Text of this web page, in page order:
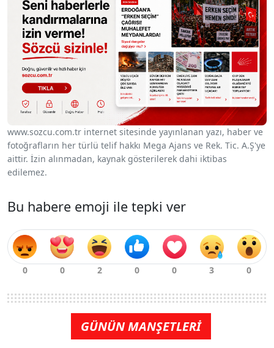
www.sozcu.com.tr internet sitesinde yayınlanan yazı, haber ve
fotoğrafların her türlü telif hakkı Mega Ajans ve Rek. Tic. A.Ş'ye
aittir. İzin alınmadan, kaynak gösterilerek dahi iktibas
edilemez.
Bu habere emoji ile tepki ver
GÜNÜN MANŞETLERİ